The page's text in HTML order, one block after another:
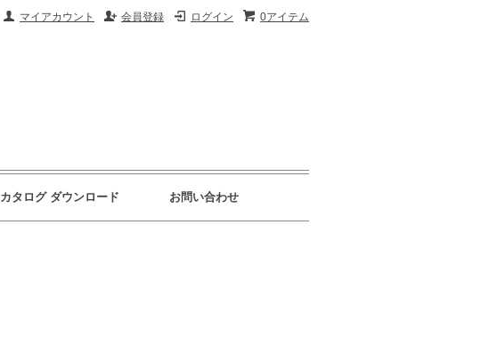
0アイテム
ログイン
会員登録
マイアカウント
カタログ ダウンロード お問い合わせ